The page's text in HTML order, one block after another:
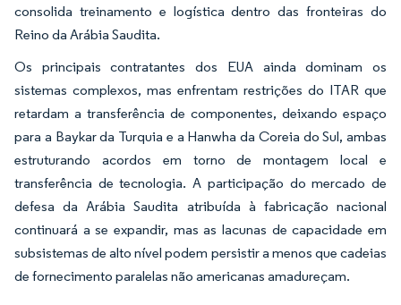
consolida treinamento e logística dentro das fronteiras do
Reino da Arábia Saudita.
Os principais contratantes dos EUA ainda dominam os
sistemas complexos, mas enfrentam restrições do ITAR que
retardam a transferência de componentes, deixando espaço
para a Baykar da Turquia e a Hanwha da Coreia do Sul, ambas
estruturando acordos em torno de montagem local e
transferência de tecnologia. A participação do mercado de
defesa da Arábia Saudita atribuída à fabricação nacional
continuará a se expandir, mas as lacunas de capacidade em
subsistemas de alto nível podem persistir a menos que cadeias
de fornecimento paralelas não americanas amadureçam.